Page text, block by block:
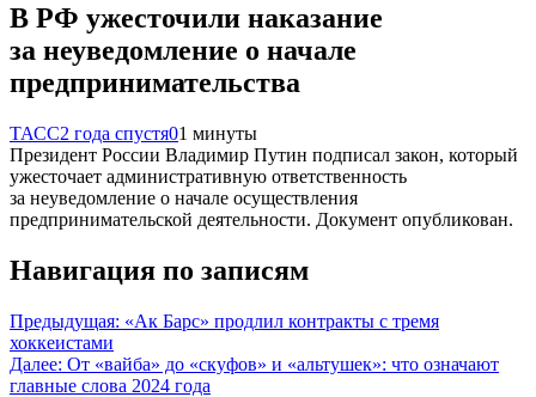
В РФ ужесточили наказание
за неуведомление о начале
предпринимательства
ТАСС2 года спустя01 минуты
Президент России Владимир Путин подписал закон, который
ужесточает административную ответственность
за неуведомление о начале осуществления
предпринимательской деятельности. Документ опубликован.
Навигация по записям
Предыдущая: «Ак Барс» продлил контракты с тремя
хоккеистами
Далее: От «вайба» до «скуфов» и «альтушек»: что означают
главные слова 2024 года